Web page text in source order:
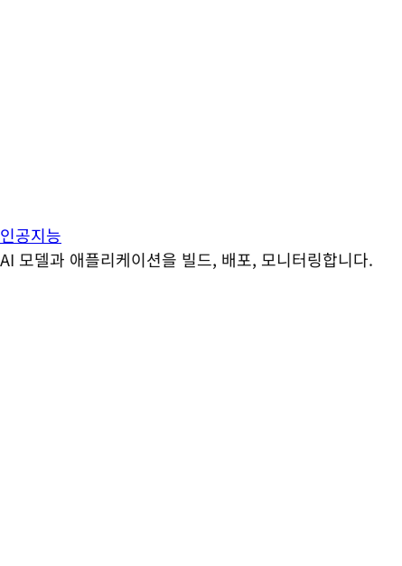
인공지능
AI 모델과 애플리케이션을 빌드, 배포, 모니터링합니다.